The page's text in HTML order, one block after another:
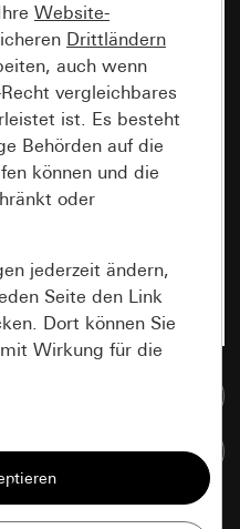
Website-
Drittländern
auch wenn
vergleichbares
ist. Es besteht
Behörden auf die
können und die
oder
jederzeit ändern,
Seite den Link
Dort können Sie
Wirkung für die
um Ihnen die